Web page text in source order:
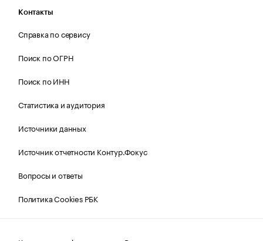
Контакты
Справка по сервису
Поиск по ОГРН
Поиск по ИНН
Статистика и аудитория
Источники данных
Источник отчетности Контур.Фокус
Вопросы и ответы
Политика Cookies РБК